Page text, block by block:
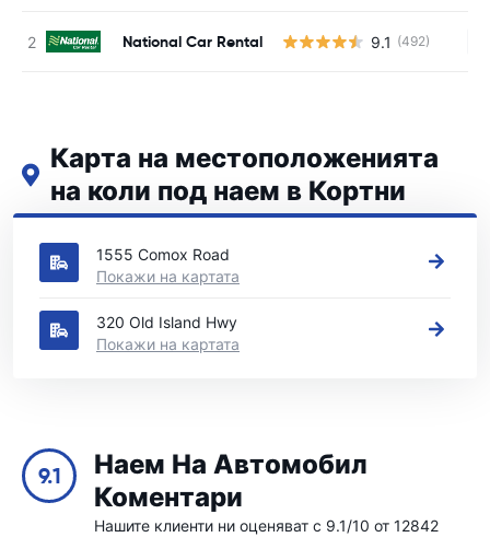
National Car Rental 9.1 (492)
Карта на местоположенията
на коли под наем в Кортни
Вижте нашите основни места за коли под наем в Кортни
1555 Comox Road
Покажи на картата
320 Old Island Hwy
Покажи на картата
9.1
Наем На Автомобил
Коментари
Нашите клиенти ни оценяват с 9.1/10 от 12842